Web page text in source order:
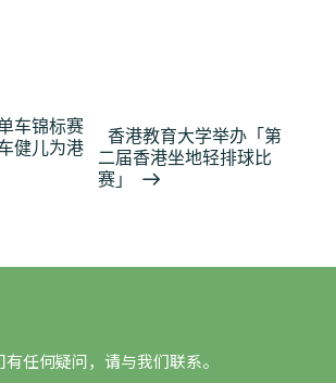
车锦标赛
健儿为港
香港教育大学举办「第
二届香港坐地轻排球比
赛」
任何疑问，请与我们联系。